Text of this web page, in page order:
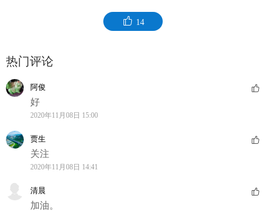
14
热门评论
阿俊
好
2020年11月08日 15:00
贾生
关注
2020年11月08日 14:41
清晨
加油。